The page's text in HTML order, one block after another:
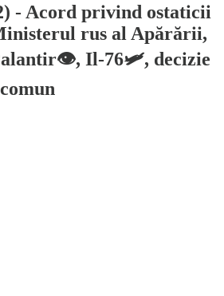
- Acord privind ostaticii
rus al Apărării,
Il-76🛩️, decizie